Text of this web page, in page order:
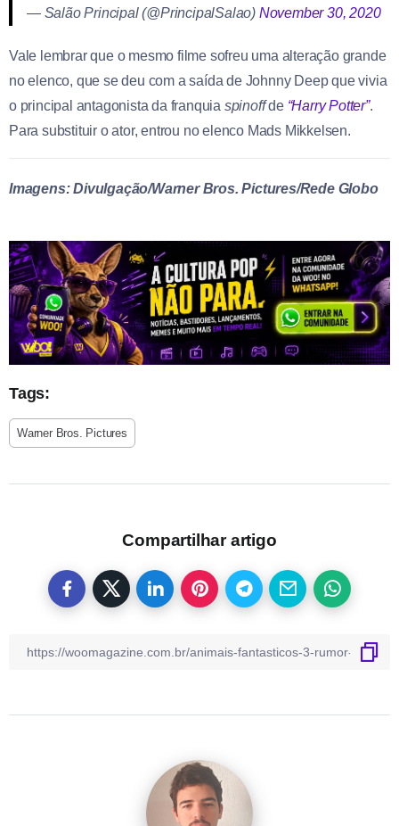
— Salão Principal (@PrincipalSalao) November 30, 2020
Vale lembrar que o mesmo filme sofreu uma alteração grande
no elenco, que se deu com a saída de Johnny Deep que vivia
o principal antagonista da franquia spinoffde “Harry Potter”.
Para substituir o ator, entrou no elenco Mads Mikkelsen.
Imagens: Divulgação/Warner Bros. Pictures/Rede Globo
Tags:
Warner Bros. Pictures
Compartilhar artigo